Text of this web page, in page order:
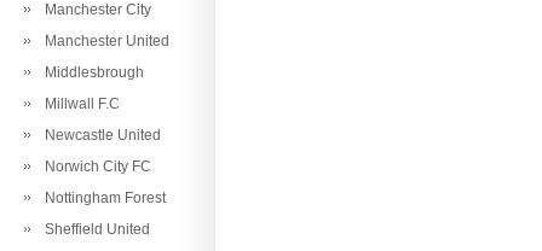
Manchester City
Manchester United
Middlesbrough
Millwall F.C
Newcastle United
Norwich City FC
Nottingham Forest
Sheffield United